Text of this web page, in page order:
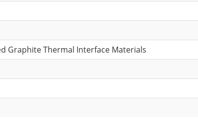
Graphite Thermal Interface Materials